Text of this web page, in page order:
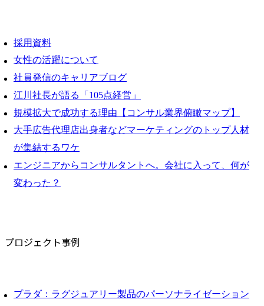
採用資料
女性の活躍について
社員発信のキャリアブログ
江川社長が語る「105点経営」
規模拡大で成功する理由【コンサル業界俯瞰マップ】
大手広告代理店出身者などマーケティングのトップ人材
が集結するワケ
エンジニアからコンサルタントへ。会社に入って、何が
変わった？
プロジェクト事例
プラダ：ラグジュアリー製品のパーソナライゼーション